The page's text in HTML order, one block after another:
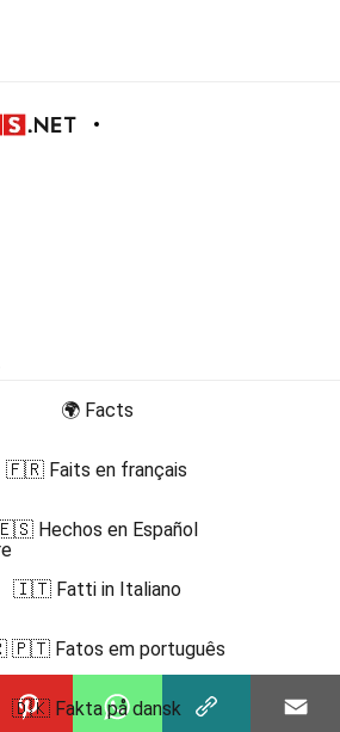
🌍 Facts
🇫🇷 Faits en français
Hechos en Español
🇮🇹 Fatti in Italiano
Fatos em português
🇩🇰 Fakta på dansk